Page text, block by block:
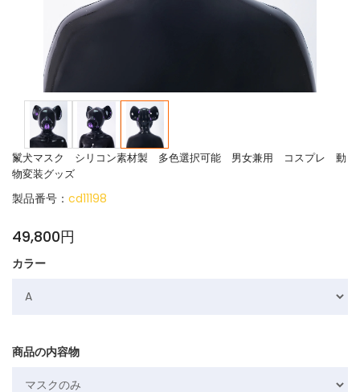
鬣犬マスク シリコン素材製 多色選択可能 男女兼用 コスプレ 動
物変装グッズ
製品番号： cd11198
49,800円
カラー
商品の内容物